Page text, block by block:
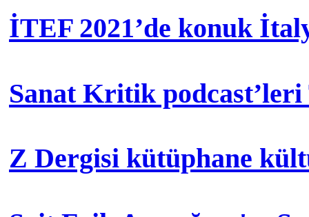
İTEF 2021’de konuk
Sanat Kritik podcast’leri
Z Dergisi kütüphane